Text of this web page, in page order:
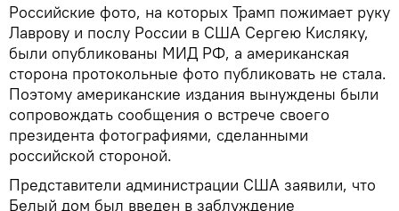
Российские фото, на которых Трамп пожимает руку
Лаврову и послу России в США Сергею Кисляку,
были опубликованы МИД РФ, а американская
сторона протокольные фото публиковать не стала.
Поэтому американские издания вынуждены были
сопровождать сообщения о встрече своего
президента фотографиями, сделанными
российской стороной.
Представители администрации США заявили, что
Белый дом был введен в заблуждение